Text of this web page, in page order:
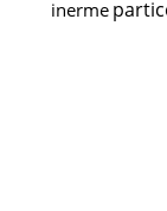
inerme